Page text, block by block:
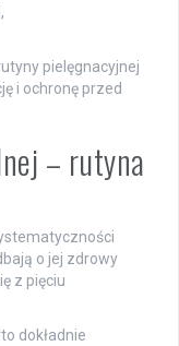
pielęgnacyjnej
i ochronę przed
– rutyna
o jej zdrowy
z pięciu
dokładnie